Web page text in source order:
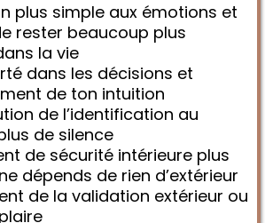
plus simple aux émotions et
rester beaucoup plus
la vie
dans les décisions et
de ton intuition
de l’identification au
de silence
de sécurité intérieure plus
dépends de rien d’extérieur
de la validation extérieur ou